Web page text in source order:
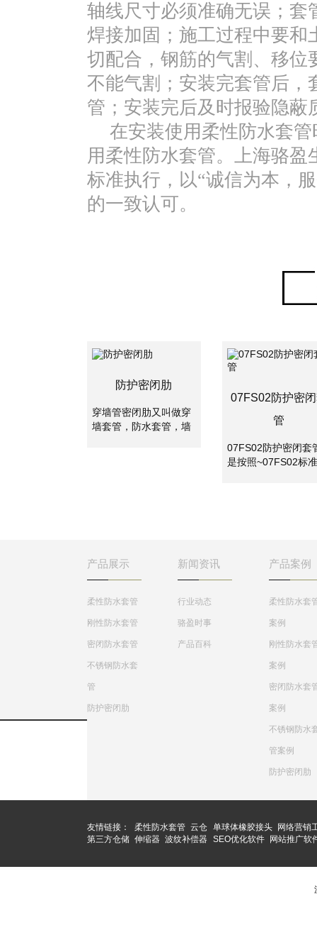
轴线尺寸必须准确无误；套
焊接加固；施工过程中要和
切配合，钢筋的气割、移位
不能气割；安装完套管后，
管；安装完后及时报验隐蔽
在安装使用柔性防水套管
用柔性防水套管。上海骆盈
标准执行 ，以“诚信为本，
的一致认可。
防护密闭肋
穿墙管密闭肋又叫做穿
墙套管，防水套管，墙
07FS02防护密
管
07FS02防护密闭套
是按照~07FS02标
产品展示
柔性防水套管
刚性防水套管
密闭防水套管
不锈钢防水套
管
防护密闭肋
新闻资讯
行业动态
骆盈时事
产品百科
产品案例
柔性防水套
案例
刚性防水套
案例
密闭防水套
案例
不锈钢防水
管案例
防护密闭肋
友情链接： 柔性防水套管 云仓 单球体橡胶接头
网络营销
第三方仓储 伸缩器 波纹补偿器 SEO优化软件 网站推广软